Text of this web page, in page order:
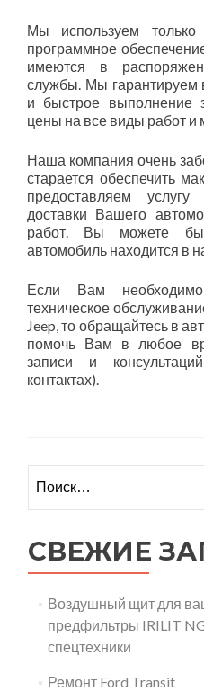
Мы используем только
программное
имеются в
службы. Мы гарантируем
и быстрое выполнение
цены на все виды работ и
Наша компания очень
старается обеспечить
предоставляем
доставки Вашего
работ. Вы можете
автомобиль находится в
Если Вам необходимо
техническое
Jeep, то обращайтесь в
помочь Вам в любое
записи и
контактах).
СВЕЖИЕ
Воздушный щит для
предфильтры IRILIT
спецтехники
Ремонт Ford Transit